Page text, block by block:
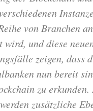
von Bran­chen
wird, und die­se
zei­gen, dass
nun be­reit
zu
zu­sätz­li­che